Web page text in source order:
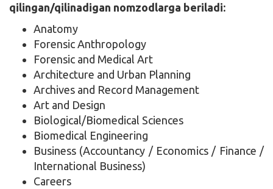
qilingan/qilinadigan nomzodlarga beriladi:
Anatomy
Forensic Anthropology
Forensic and Medical Art
Architecture and Urban Planning
Archives and Record Management
Art and Design
Biological/Biomedical Sciences
Biomedical Engineering
Business (Accountancy / Economics / Finance /
International Business)
Careers